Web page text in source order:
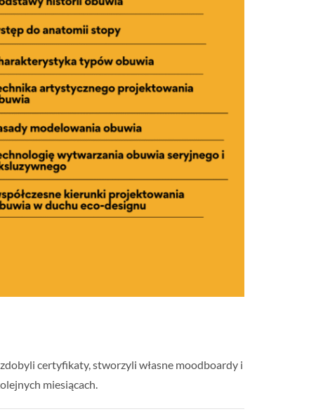
certyfikaty, stworzyli własne moodboardy i
miesiącach.